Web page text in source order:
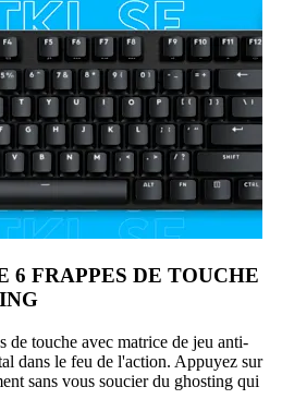
6 FRAPPES DE TOUCHE
de touche avec matrice de jeu anti-
dans le feu de l'action. Appuyez sur
sans vous soucier du ghosting qui